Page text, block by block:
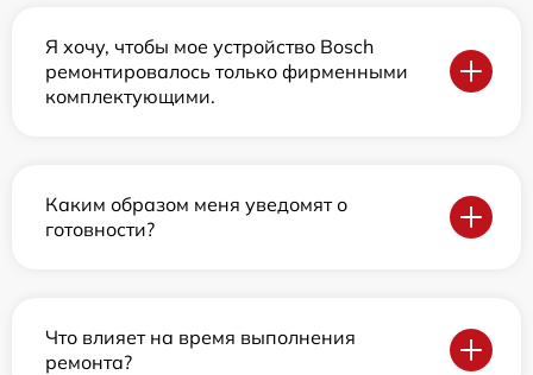
Я хочу, чтобы мое устройство Bosch
ремонтировалось только фирменными
комплектующими.
Каким образом меня уведомят о
готовности?
Что влияет на время выполнения
ремонта?